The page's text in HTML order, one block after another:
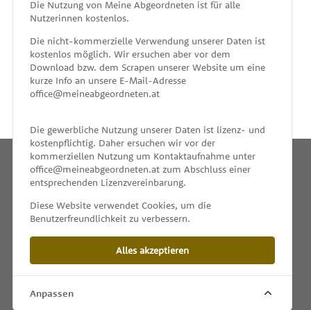
unterstützt von
IMPRESSUM & KONTAKT
Die Nutzung von Meine Abgeordneten ist für alle
Nutzerinnen kostenlos.
Die nicht-kommerzielle Verwendung unserer Daten ist
kostenlos möglich. Wir ersuchen aber vor dem
Download bzw. dem Scrapen unserer Website um eine
kurze Info an unsere E-Mail-Adresse
office@meineabgeordneten.at
Die gewerbliche Nutzung unserer Daten ist lizenz- und
kostenpflichtig. Daher ersuchen wir vor der
kommerziellen Nutzung um Kontaktaufnahme unter
office@meineabgeordneten.at zum Abschluss einer
entsprechenden Lizenzvereinbarung.
Diese Website verwendet Cookies, um die
Benutzerfreundlichkeit zu verbessern.
Alles akzeptieren
Anpassen